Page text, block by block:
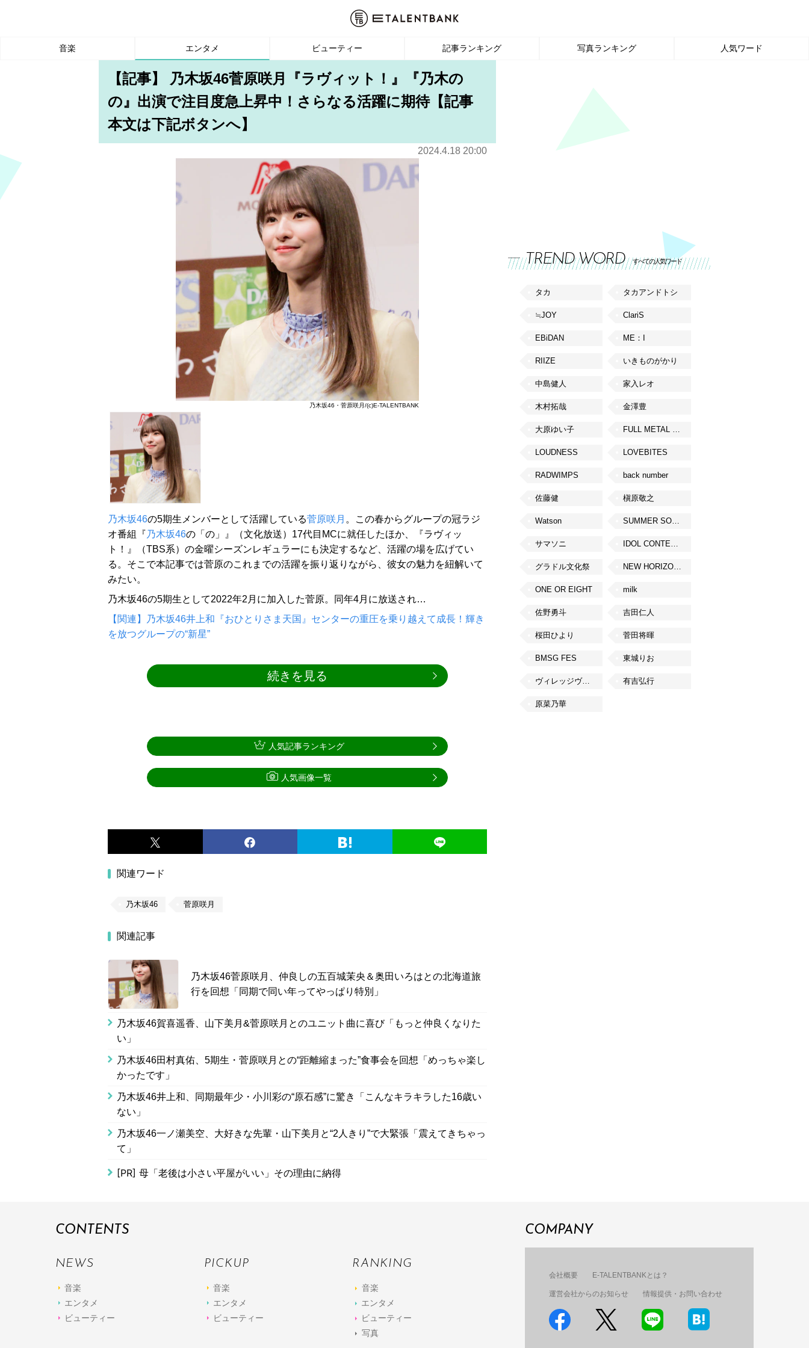
音楽 エンタメ ビューティー 記事ランキング 写真ランキング 人気ワード
【記事】 乃木坂46菅原咲月『ラヴィット！』『乃木の
の』出演で注目度急上昇中！さらなる活躍に期待【記事
本文は下記ボタンへ】
2024.4.18 20:00
乃木坂46・菅原咲月/(c)E-TALENTBANK
乃木坂46の5期生メンバーとして活躍している菅原咲月 。この春からグループの冠ラジ
オ番組『乃木坂46の「の」』（文化放送）17代目MCに就任したほか、『ラヴィッ
ト！』（TBS系）の金曜シーズンレギュラーにも決定するなど、活躍の場を広げてい
る。そこで本記事では菅原のこれまでの活躍を振り返りながら、彼女の魅力を紐解いて
みたい。
乃木坂46の5期生として2022年2月に加入した菅原。同年4月に放送され…
【関連】乃木坂46井上和『おひとりさま天国』センターの重圧を乗り越えて成長！輝き
を放つグループの“新星”
続きを見る
関連ワード
乃木坂46 菅原咲月
関連記事
乃木坂46菅原咲月、仲良しの五百城茉央＆奥田いろはとの北海道旅
行を回想「同期で同い年ってやっぱり特別」
乃木坂46賀喜遥香、山下美月&菅原咲月とのユニット曲に喜び「もっと仲良くなりた
い」
乃木坂46田村真佑、5期生・菅原咲月との“距離縮まった”食事会を回想「めっちゃ楽し
かったです」
乃木坂46井上和、同期最年少・小川彩の“原石感”に驚き「こんなキラキラした16歳い
ない」
乃木坂46一ノ瀬美空、大好きな先輩・山下美月と“2人きり”で大緊張「震えてきちゃっ
て」
[PR] 母「老後は小さい平屋がいい」その理由に納得
人気記事ランキング
人気画像一覧
TREND WORD すべての人気ワード
タカ タカアンドトシ
≒JOY ClariS
EBiDAN ME：I
RIIZE いきものがかり
中島健人 家入レオ
木村拓哉 金澤豊
大原ゆい子 FULL METAL JAPAN 2026
LOUDNESS LOVEBITES
RADWIMPS back number
佐藤健 槇原敬之
Watson SUMMER SONIC
サマソニ IDOL CONTENT EXPO
グラドル文化祭 NEW HORIZON FEST
ONE OR EIGHT milk
佐野勇斗 吉田仁人
桜田ひより 菅田将暉
BMSG FES 東城りお
ヴィレッジヴァンガード 有吉弘行
原菜乃華
CONTENTS
NEWS
音楽
エンタメ
ビューティー
PICKUP
音楽
エンタメ
ビューティー
RANKING
音楽
エンタメ
ビューティー
写真
COMPANY
会社概要 E-TALENTBANKとは？
運営会社からのお知らせ 情報提供・お問い合わせ